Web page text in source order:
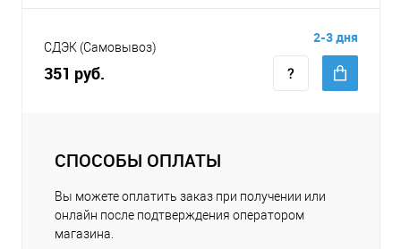
СДЭК (Самовывоз)
351 руб.
2-3 дня
СПОСОБЫ ОПЛАТЫ
Вы можете оплатить заказ при получении или
онлайн после подтверждения оператором
магазина.